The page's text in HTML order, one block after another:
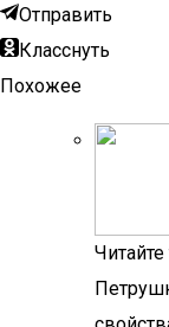
Отправить
Класснуть
Похожее